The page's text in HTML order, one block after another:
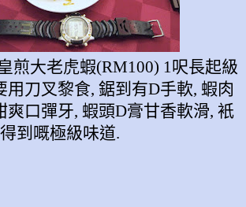
煎大老虎蝦(RM100) 1呎長起級
用刀叉黎食, 鋸到有D手軟, 蝦肉
爽口彈牙, 蝦頭D膏甘香軟滑, 衹
到嘅極級味道.